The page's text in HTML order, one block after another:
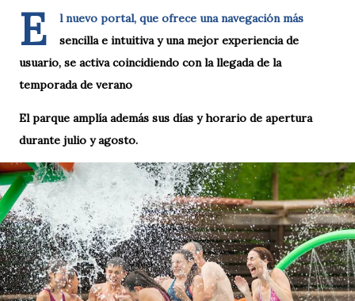
E
l nuevo portal, que ofrece una navegación más
sencilla e intuitiva y una mejor experiencia de
usuario, se activa coincidiendo con la llegada de la
temporada de verano
El parque amplía además sus días y horario de apertura
durante julio y agosto.